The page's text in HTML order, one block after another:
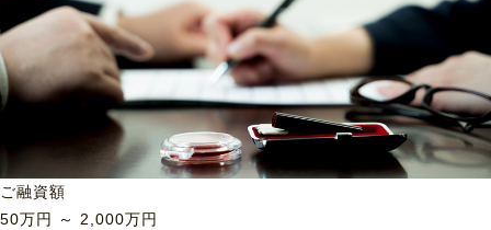
ご融資額
50万円 ～ 2,000万円